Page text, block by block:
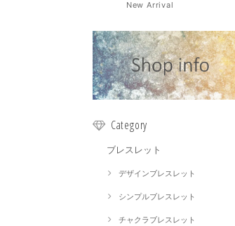
New Arrival
Category
ブレスレット
デザインブレスレット
シンプルブレスレット
チャクラブレスレット